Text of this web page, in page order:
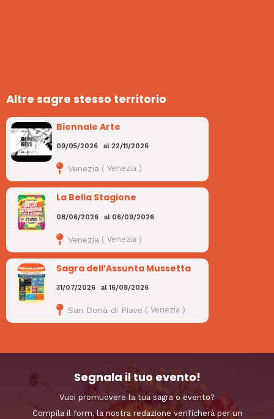
Altre sagre stesso territorio
Biennale Arte
09/05/2026 al 22/11/2026
Venezia ( Venezia)
La Bella Stagione
08/06/2026 al 06/09/2026
Venezia ( Venezia )
Sagra dell’Assunta Mussetta
31/07/2026 al 16/08/2026
San Donà di Piave ( Venezia)
Segnala il tuo evento!
Vuoi promuovere la tua sagra o evento?
Compila il form, la nostra redazione verificherà per un